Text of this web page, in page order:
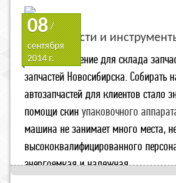
08/
сентября
2014 г.
Автозапчасти и
Отличное решение для склада
запчастей Новосибирска. Собирать
автозапчастей для клиентов стало
помощи скин упаковочного
машина не занимает много места,
высококвалифицированного
энергоемкая и надежная